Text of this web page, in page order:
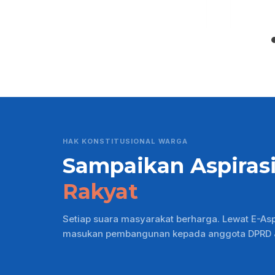
HAK KONSTITUSIONAL WARGA
Sampaikan
Rakyat
Setiap suara masyarakat berharga. Lewat E-
masukan pembangunan kepada anggota